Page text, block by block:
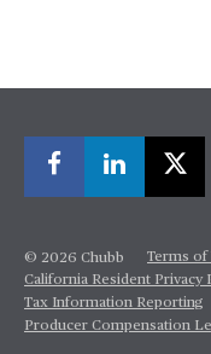
© 2026 Chubb Terms of
California Resident Privacy
Tax Information Reporting
Producer Compensation